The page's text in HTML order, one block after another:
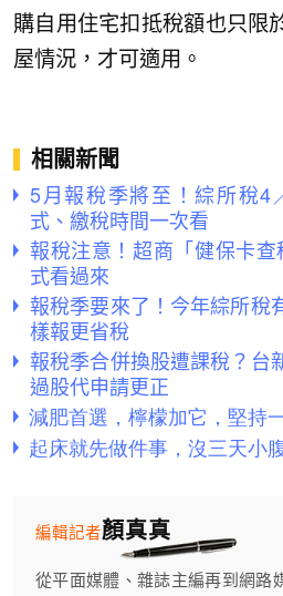
購自用住宅扣抵稅額也只限
屋情況，才可適用。
相關新聞
5月報稅季將至！綜所稅
式、繳稅時間一次看
報稅注意！超商「健保卡
式看過來
報稅季要來了！今年綜所
樣報更省稅
報稅季合併換股遭課稅？台
過股代申請更正
顏真真
編輯記者
從平面媒體、雜誌主編再到網路